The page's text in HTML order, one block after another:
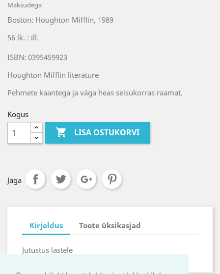
Maksudega
Boston: Houghton Mifflin, 1989
56 lk. : ill.
ISBN: 0395459923
Houghton Mifflin literature
Pehmete kaantega ja väga heas seisukorras raamat.
Kogus
 LISA OSTUKORVI
Jaga
Kirjeldus Toote üksikasjad
Jutustus lastele